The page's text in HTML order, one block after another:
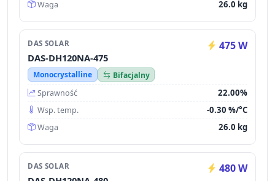
Waga 26.0 kg
DAS SOLAR 475 W
DAS-DH120NA-475
Monocrystalline
Bifacjalny
Sprawność
22.00%
Wsp. temp. -0.30 %/°C
Waga 26.0 kg
DAS SOLAR 480 W